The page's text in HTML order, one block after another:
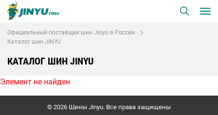
Официальный поставщик шин Jinyu в России
Каталог шин JINYU
КАТАЛОГ ШИН JINYU
Элемент не найден
© 2026 Шины Jinyu. Все права защищены